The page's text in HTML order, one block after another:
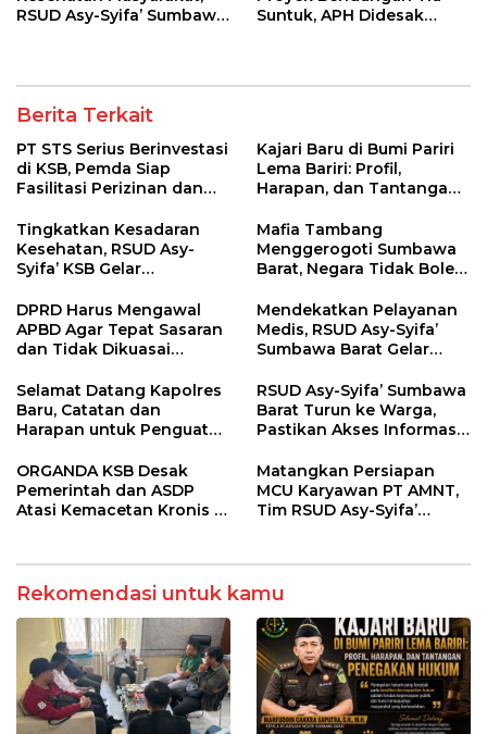
RSUD Asy-Syifa’ Sumbawa
Suntuk, APH Didesak
Berita Terkait
PT STS Serius Berinvestasi
di KSB, Pemda Siap
Fasilitasi Perizinan dan
Regulasi
Kajari Baru di Bumi Pariri
Lema Bariri: Profil,
Harapan, dan Tantangan
Tingkatkan Kesadaran
Kesehatan, RSUD Asy-
Syifa’ KSB Gelar
Melitus pada Lansia
Mafia Tambang
Menggerogoti Sumbawa
Barat, Negara Tidak Boleh
hingga WNA
DPRD Harus Mengawal
APBD Agar Tepat Sasaran
dan Tidak Dikuasai
Tertentu
Mendekatkan Pelayanan
Medis, RSUD Asy-Syifa’
Sumbawa Barat Gelar
Kesehatan di Taliwang
Selamat Datang Kapolres
Baru, Catatan dan
Harapan untuk Penguatan
RSUD Asy-Syifa’ Sumbawa
Barat Turun ke Warga,
Pastikan Akses Informasi
ORGANDA KSB Desak
Pemerintah dan ASDP
Atasi Kemacetan Kronis di
Matangkan Persiapan
MCU Karyawan PT AMNT,
Tim RSUD Asy-Syifa’
Rekomendasi untuk kamu